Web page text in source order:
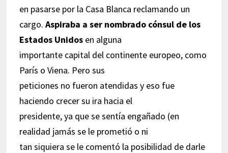
en pasarse por la Casa Blanca reclamando un
cargo. Aspiraba a ser nombrado cónsul de los
Estados Unidosen alguna
importante capital del continente europeo, como
París o Viena. Pero sus
peticiones no fueron atendidas y eso fue
haciendo crecer su ira hacia el
presidente, ya que se sentía engañado (en
realidad jamás se le prometió o ni
tan siquiera se le comentó la posibilidad de darle